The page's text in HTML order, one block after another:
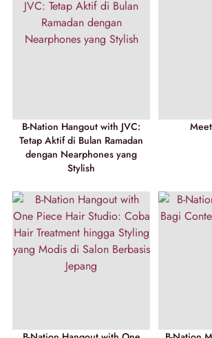
B-Nation Hangout with JVC:
Tetap Aktif di Bulan Ramadan
dengan Nearphones yang
Stylish